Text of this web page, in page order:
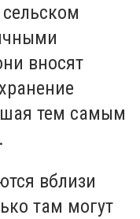
вносят
тем самым
вблизи
там могут